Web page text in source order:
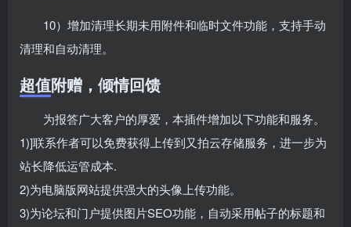
10）增加清理长期未用附件和临时文件功能，支持手动
清理和自动清理。
超值附赠，倾情回馈
为报答广大客户的厚爱，本插件增加以下功能和服务。
1)]联系作者可以免费获得上传到又拍云存储服务，进一步为
站长降低运管成本.
2)为电脑版网站提供强大的头像上传功能。
3)为论坛和门户提供图片SEO功能，自动采用帖子的标题和